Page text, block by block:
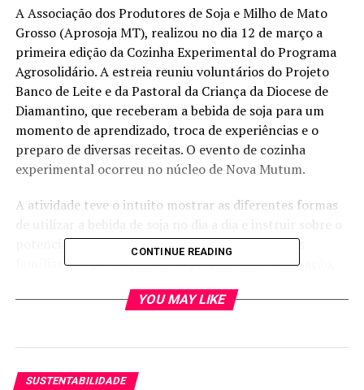
A Associação dos Produtores de Soja e Milho de Mato
Grosso (Aprosoja MT), realizou no dia 12 de março a
primeira edição da Cozinha Experimental do Programa
Agrosolidário. A estreia reuniu voluntários do Projeto
Banco de Leite e da Pastoral da Criança da Diocese de
Diamantino, que receberam a bebida de soja para um
momento de aprendizado, troca de experiências e o
preparo de diversas receitas. O evento de cozinha
experimental ocorreu no núcleo de Nova Mutum.
A atividade teve o intuito mostrar as diferentes formas
potencial nutritivo da oleaginosa. A ideia é que as
famílias que participaram do preparo com orientação,
espalhar para outras pessoas da comunidade.
lado social e de defesa dos produtores da soja. “Além de
CONTINUE READING
YOU MAY LIKE
SUSTENTABILIDADE